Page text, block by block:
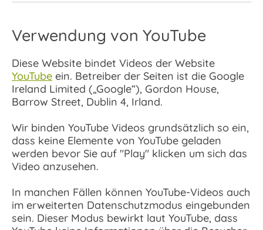
Verwendung von YouTube
Diese Website bindet Videos der Website
YouTube ein. Betreiber der Seiten ist die Google
Ireland Limited („Google“), Gordon House,
Barrow Street, Dublin 4, Irland.
Wir binden YouTube Videos grundsätzlich so ein,
dass keine Elemente von YouTube geladen
werden bevor Sie auf "Play" klicken um sich das
Video anzusehen.
In manchen Fällen können YouTube-Videos auch
im erweiterten Datenschutzmodus eingebunden
sein. Dieser Modus bewirkt laut YouTube, dass